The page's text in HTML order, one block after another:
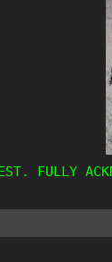
EST. FULLY